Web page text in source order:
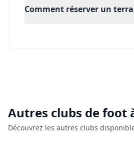
Comment réserver un
Autres clubs defoot
Découvrez les autres clubs